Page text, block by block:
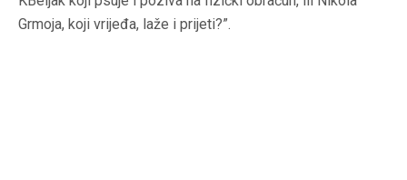
Grmoja, koji vrijeđa, laže i prijeti?”.